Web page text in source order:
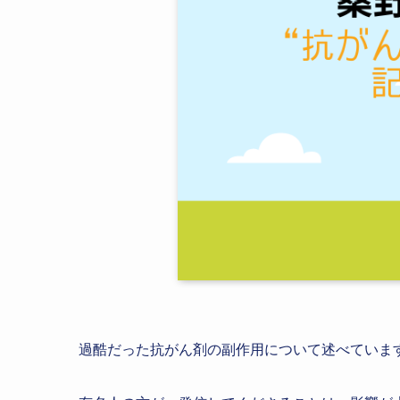
過酷だった抗がん剤の副作用について述べていま